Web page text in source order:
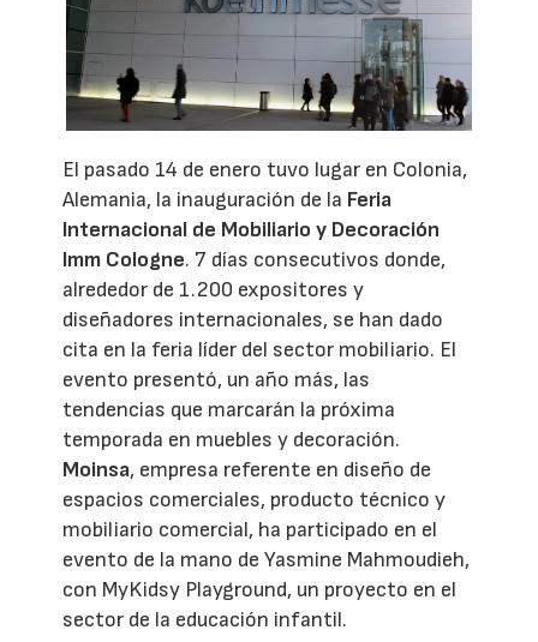
El pasado 14 de enero tuvo lugar en Colonia,
Alemania, la inauguración de la Feria
Internacional de Mobiliario y Decoración
Imm Cologne. 7 días consecutivos donde,
alrededor de 1.200 expositores y
diseñadores internacionales, se han dado
cita en la feria líder del sector mobiliario. El
evento presentó, un año más, las
tendencias que marcarán la próxima
temporada en muebles y decoración.
Moinsa, empresa referente en diseño de
espacios comerciales, producto técnico y
mobiliario comercial, ha participado en el
evento de la mano de Yasmine Mahmoudieh,
con MyKidsy Playground, un proyecto en el
sector de la educación infantil.